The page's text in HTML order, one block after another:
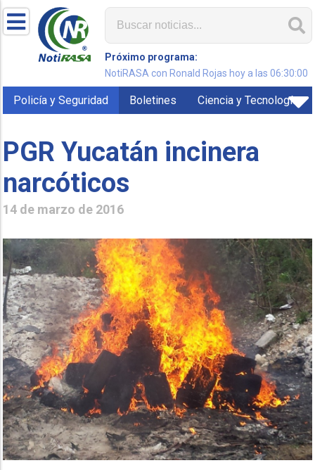
Próximo programa:
NotiRASA con Ronald Rojas hoy a las 06:30:00
Policía y Seguridad Boletines Ciencia y Tecnología
PGR Yucatán incinera
narcóticos
14 de marzo de 2016